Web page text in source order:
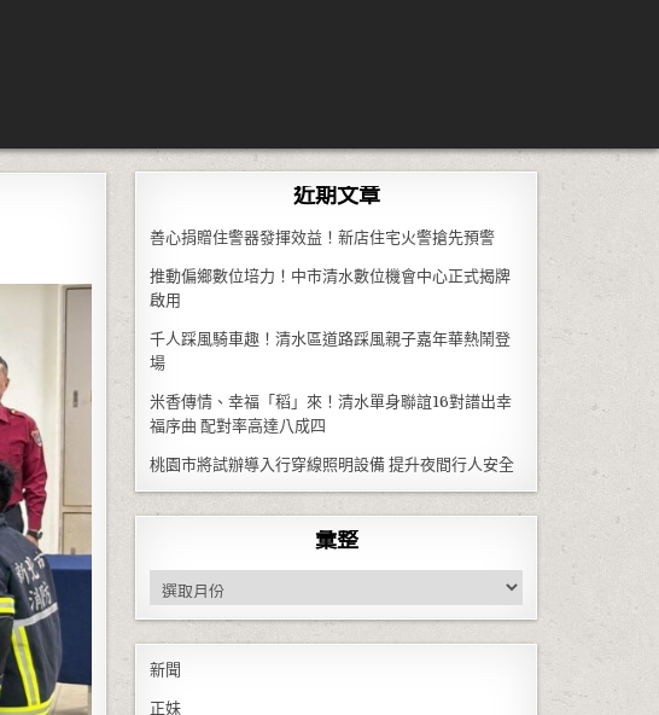
近期文章
善心捐贈住警器發揮效益！新店住宅火警搶先預警
推動偏鄉數位培力！中市清水數位機會中心正式揭牌
啟用
千人踩風騎車趣！清水區道路踩風親子嘉年華熱鬧登
場
米香傳情、幸福「稻」來！清水單身聯誼16對譜出幸
福序曲 配對率高達八成四
桃園市將試辦導入行穿線照明設備 提升夜間行人安全
彙整
彙整
新聞
正妹